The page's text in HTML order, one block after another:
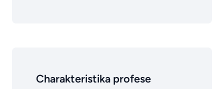
Charakteristika profese